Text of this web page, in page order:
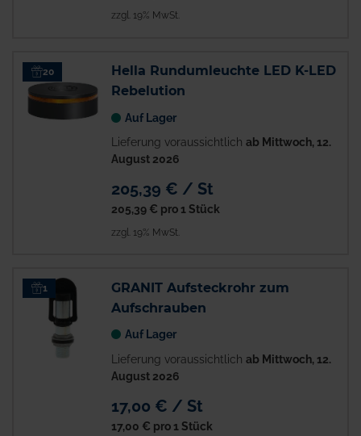
zzgl. 19% MwSt.
20
Hella Rundumleuchte LED K-LED
Rebelution
Auf Lager
Lieferung voraussichtlich ab Mittwoch, 12.
August 2026
205,39 € / St
205,39 € pro 1 Stück
zzgl. 19% MwSt.
1
GRANIT Aufsteckrohr zum
Aufschrauben
Auf Lager
Lieferung voraussichtlich ab Mittwoch, 12.
August 2026
17,00 € / St
17,00 € pro 1 Stück